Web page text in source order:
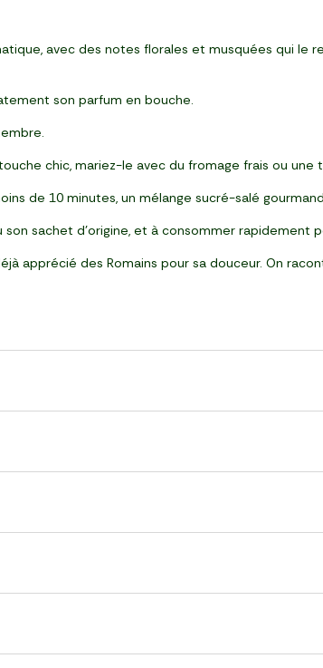
avec des notes florales et musquées qui le
son parfum en bouche.
chic, mariez-le avec du fromage frais ou une
de 10 minutes, un mélange sucré-salé
sachet d’origine, et à consommer rapidement
apprécié des Romains pour sa douceur. On